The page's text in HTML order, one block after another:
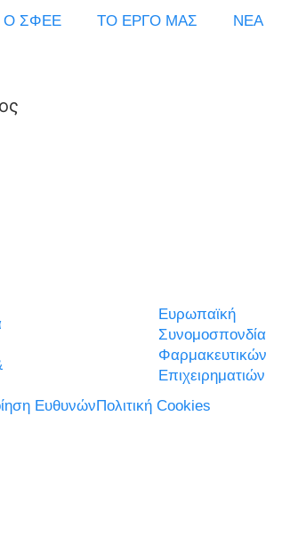
Ο ΣΦΕΕ ΤΟ ΕΡΓΟ ΜΑΣ ΝΕΑ
Ευρωπαϊκή
Συνομοσπονδία
Φαρμακευτικών
Επιχειρηματιών
ΕυθυνώνΠολιτική Cookies